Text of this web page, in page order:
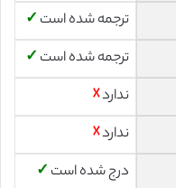
ترجمه شده است ✓
ترجمه شده است ✓
ندارد☓
ندارد☓
درج شده است ✓